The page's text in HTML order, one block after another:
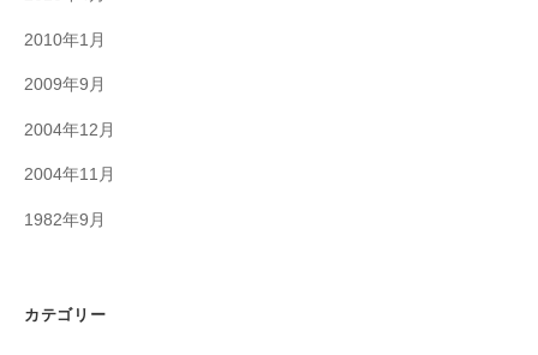
2010年1月
2009年9月
2004年12月
2004年11月
1982年9月
カテゴリー